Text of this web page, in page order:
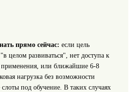
прямо сейчас: если цель
целом развиваться", нет доступа к
применения, или ближайшие 6-8
нагрузка без возможности
слоты под обучение. В таких случаях